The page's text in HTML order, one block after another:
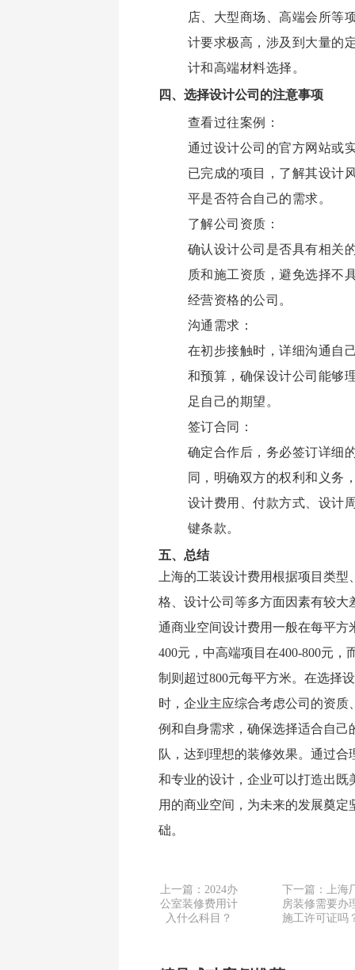
店、大型商场、高端会所等
计要求极高，涉及到大量的
计和高端材料选择。
四、选择设计公司的注意事项
查看过往案例：
通过设计公司的官方网站或
已完成的项目，了解其设计
平是否符合自己的需求。
了解公司资质：
确认设计公司是否具有相关
质和施工资质，避免选择不
经营资格的公司。
沟通需求：
在初步接触时，详细沟通自
和预算，确保设计公司能够
足自己的期望。
签订合同：
确定合作后，务必签订详细
同，明确双方的权利和义务
设计费用、付款方式、设计
键条款。
五、总结
上海的工装设计费用根据项目类型
格、设计公司等多方面因素有较大
通商业空间设计费用一般在每平方
400元，中高端项目在400-800元，
制则超过800元每平方米。在选择
时，企业主应综合考虑公司的资质
例和自身需求，确保选择适合自己
队，达到理想的装修效果。通过合
和专业的设计，企业可以打造出既
用的商业空间，为未来的发展奠定
础。
上一篇：2024办
公室装修费用计
入什么科目？
下一篇：上海
房装修需要办
施工许可证吗